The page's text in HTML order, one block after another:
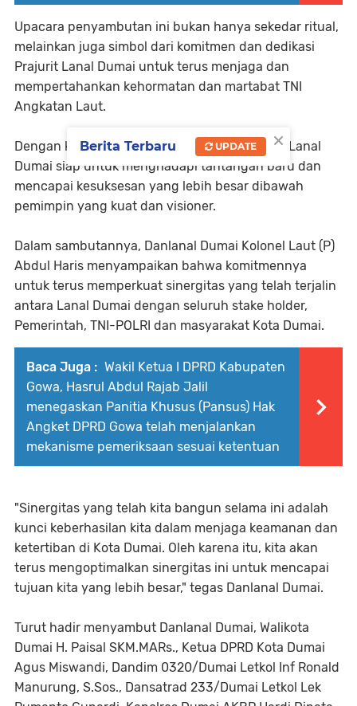
Upacara penyambutan ini bukan hanya sekedar ritual,
melainkan juga simbol dari komitmen dan dedikasi
Prajurit Lanal Dumai untuk terus menjaga dan
mempertahankan kehormatan dan martabat TNI
Angkatan Laut.
Dengan kedatangan Komandan baru, Prajurit Lanal
Dumai siap untuk menghadapi tantangan baru dan
mencapai kesuksesan yang lebih besar dibawah
pemimpin yang kuat dan visioner.
Dalam sambutannya, Danlanal Dumai Kolonel Laut (P)
Abdul Haris menyampaikan bahwa komitmennya
untuk terus memperkuat sinergitas yang telah terjalin
antara Lanal Dumai dengan seluruh stake holder,
Pemerintah, TNI-POLRI dan masyarakat Kota Dumai.
Baca Juga : Wakil Ketua I DPRD Kabupaten
Gowa, Hasrul Abdul Rajab Jalil
menegaskan Panitia Khusus (Pansus) Hak
Angket DPRD Gowa telah menjalankan
mekanisme pemeriksaan sesuai ketentuan
"Sinergitas yang telah kita bangun selama ini adalah
kunci keberhasilan kita dalam menjaga keamanan dan
ketertiban di Kota Dumai. Oleh karena itu, kita akan
terus mengoptimalkan sinergitas ini untuk mencapai
tujuan kita yang lebih besar," tegas Danlanal Dumai.
Turut hadir menyambut Danlanal Dumai, Walikota
Dumai H. Paisal SKM.MARs., Ketua DPRD Kota Dumai
Agus Miswandi, Dandim 0320/Dumai Letkol Inf Ronald
Manurung, S.Sos., Dansatrad 233/Dumai Letkol Lek
×
Berita Terbaru UPDATE